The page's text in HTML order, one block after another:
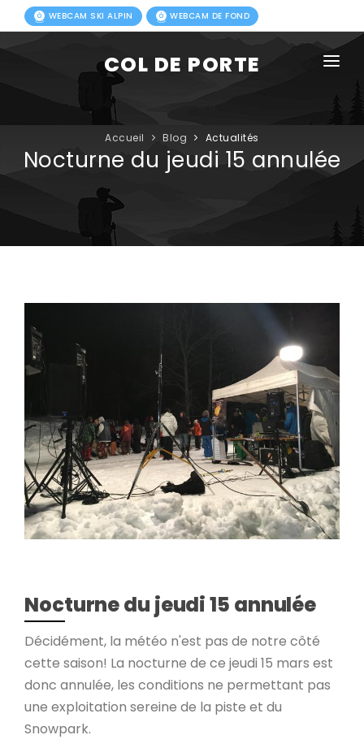
WEBCAM SKI ALPIN WEBCAM DE FOND
COL DE PORTE
FORFAITS
ACTIVITÉS ÉTÉ
Accueil Blog Actualités
Nocturne du jeudi 15 annulée
Nocturne du jeudi 15 annulée
Décidément, la météo n'est pas de notre côté
cette saison! La nocturne de ce jeudi 15 mars est
donc annulée, les conditions ne permettant pas
une exploitation sereine de la piste et du
Snowpark.